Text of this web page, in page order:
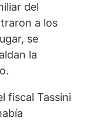
del
a los
se
la
fiscal Tassini